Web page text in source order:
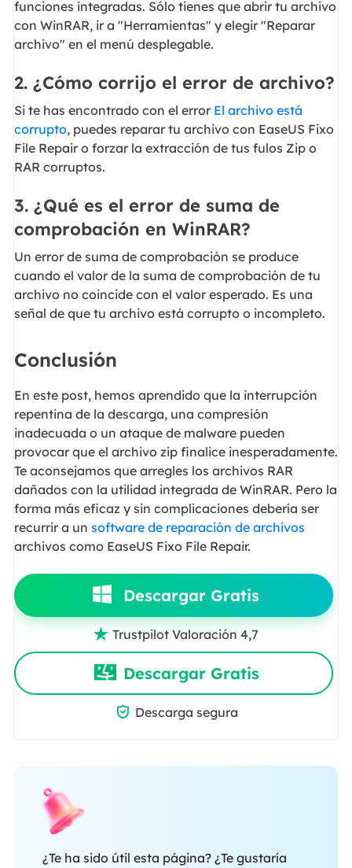
funciones integradas. Sólo tienes que abrir tu archivo
con WinRAR, ir a "Herramientas" y elegir "Reparar
archivo" en el menú desplegable.
2. ¿Cómo corrijo el error de archivo?
Si te has encontrado con el error El archivo está
corrupto, puedes reparar tu archivo con EaseUS Fixo
File Repair o forzar la extracción de tus fulos Zip o
RAR corruptos.
3. ¿Qué es el error de suma de
comprobación en WinRAR?
Un error de suma de comprobación se produce
cuando el valor de la suma de comprobación de tu
archivo no coincide con el valor esperado. Es una
señal de que tu archivo está corrupto o incompleto.
Conclusión
En este post, hemos aprendido que la interrupción
repentina de la descarga, una compresión
inadecuada o un ataque de malware pueden
provocar que el archivo zip finalice inesperadamente.
Te aconsejamos que arregles los archivos RAR
dañados con la utilidad integrada de WinRAR. Pero la
forma más eficaz y sin complicaciones debería ser
recurrir a un software de reparación de archivos
archivos como EaseUS Fixo File Repair.
Descargar Gratis
 Trustpilot Valoración 4,7
Descargar Gratis
 Descarga segura
¿Te ha sido útil esta página? ¿Te gustaría